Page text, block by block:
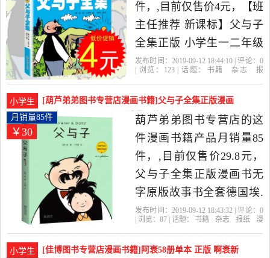
件，,目前仅售价4元，【班
主任推荐 新课标】父与子
全集正版 小学生一二年级
三年级 父与子儿童漫画书
集 父与子的书是2019年利
达图书音像专营店精选书
籍,杂志,报纸当中性价比很
高的漫画书籍，由北京发
货。
发布时间：2019-09-12 18:44:10 | 评论： 0
| 浏览：
123| 话题： 书籍 杂志
报
小学生
[葫芦弟弟图书专营店漫画书籍]父与子全集正版漫画
书无字原版故事书全月销量85件仅售29.8元
￥30
月销量85件
葫芦弟弟图书专营店的这
件漫画书籍产品月销量85
件，,目前仅售价29.8元，
父与子全集正版漫画书无
字原版故事书全套德国埃.
奥.卜劳恩著10-11-12岁2-3-
外阅读书籍儿童少儿图书
发布时间：2019-09-12 18:43:32 | 评论： 0
| 浏览： 87 | 话题： 书籍 杂志 报纸
漫
小学生
[佳博图书专营店漫画书籍]阿衰58册单本 正版 啊衰新